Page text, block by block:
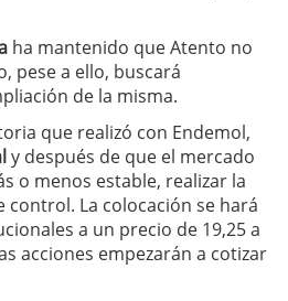
ha mantenido que Atento no
pese a ello, buscará
de la misma.
que realizó con Endemol,
y después de que el mercado
o menos estable, realizar la
control. La colocación se hará
a un precio de 19,25 a
acciones empezarán a cotizar